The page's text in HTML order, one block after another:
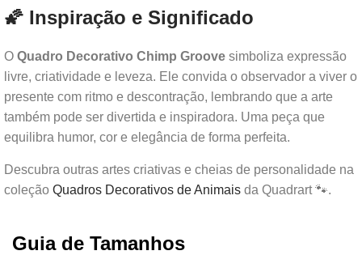
🌠 Inspiração e Significado
O Quadro Decorativo Chimp Groove simboliza expressão
livre, criatividade e leveza. Ele convida o observador a viver o
presente com ritmo e descontração, lembrando que a arte
também pode ser divertida e inspiradora. Uma peça que
equilibra humor, cor e elegância de forma perfeita.
Descubra outras artes criativas e cheias de personalidade na
coleção Quadros Decorativos de Animais da Quadrart 🐾.
Guia de Tamanhos